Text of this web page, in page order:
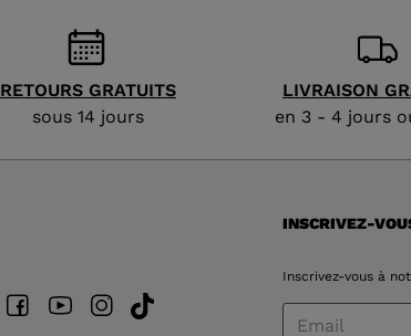
for
RETOURS GRATUITS
sous 14 jours
LIVRAISON
en 3 - 4 jours
INSCRIVEZ-
Inscrivez-vous à